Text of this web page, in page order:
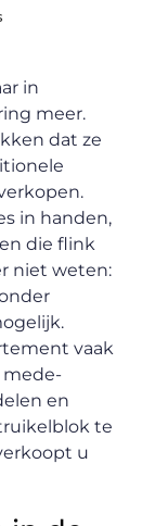
in
meer.
dat ze
in handen,
die flink
niet weten:
vaak
mede-
en
te
u